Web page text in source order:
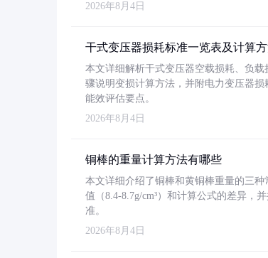
2026年8月4日
干式变压器损耗标准一览表及计算
本文详细解析干式变压器空载损耗、负载
骤说明变损计算方法，并附电力变压器损
能效评估要点。
2026年8月4日
铜棒的重量计算方法有哪些
本文详细介绍了铜棒和黄铜棒重量的三
值（8.4-8.7g/cm³）和计算公式的差异，
准。
2026年8月4日